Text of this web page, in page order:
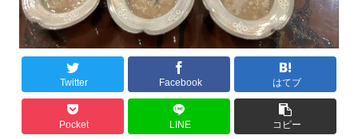
Twitter Facebook はてブ
Pocket LINE コピー